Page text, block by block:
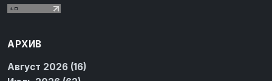
АРХИВ
Август 2026 (16)